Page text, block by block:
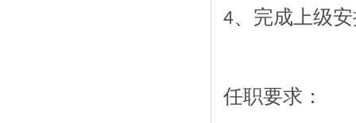
4、完成上级
任职要求：